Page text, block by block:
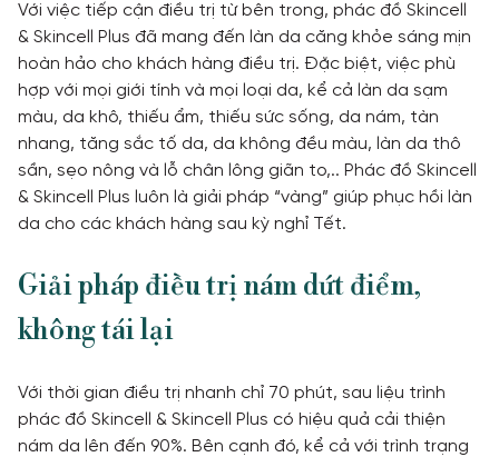
Với việc tiếp cận điều trị từ bên trong, phác đồ Skincell
& Skincell Plus đã mang đến làn da căng khỏe sáng mịn
hoàn hảo cho khách hàng điều trị. Đặc biệt, việc phù
hợp với mọi giới tính và mọi loại da, kể cả làn da sạm
màu, da khô, thiếu ẩm, thiếu sức sống, da nám, tàn
nhang, tăng sắc tố da, da không đều màu, làn da thô
sần, sẹo nông và lỗ chân lông giãn to,.. Phác đồ Skincell
& Skincell Plus luôn là giải pháp “vàng” giúp phục hồi làn
da cho các khách hàng sau kỳ nghỉ Tết.
Giải pháp điều trị nám dứt điểm,
không tái lại
Với thời gian điều trị nhanh chỉ 70 phút, sau liệu trình
phác đồ Skincell & Skincell Plus có hiệu quả cải thiện
nám da lên đến 90%. Bên cạnh đó, kể cả với trình trạng